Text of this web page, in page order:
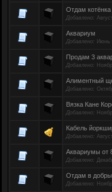
Отдам
Добавлено:
Аквариум
Добавлено: Июнь
Продам 3
Добавлено:
Алиментный
Добавлено:
Вязка Кане
Добавлено:
Кабель
Добавлено:
Аквариумы от
Добавлено:
Отдам в
Добавлено: